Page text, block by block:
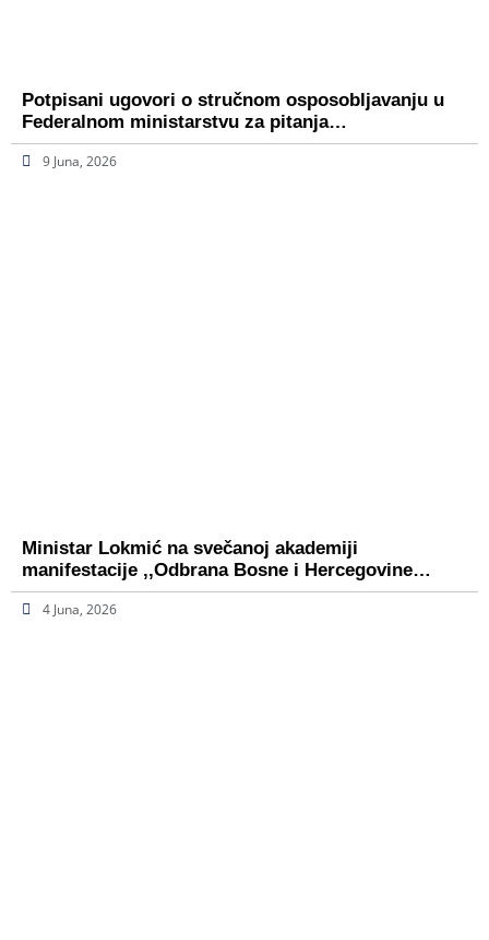
Potpisani ugovori o stručnom osposobljavanju u
Federalnom ministarstvu za pitanja…
9 Juna, 2026
Ministar Lokmić na svečanoj akademiji
manifestacije ,,Odbrana Bosne i Hercegovine…
4 Juna, 2026